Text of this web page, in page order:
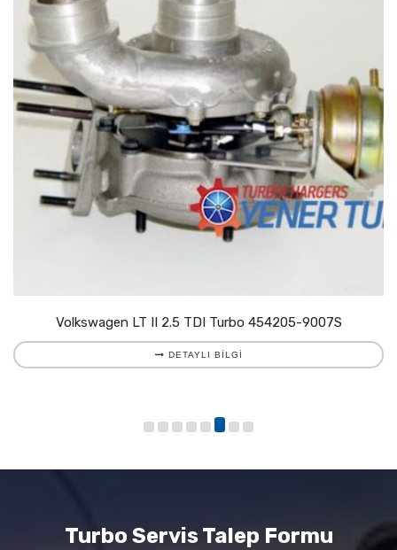
Volkswagen LT II 2.5 TDI Turbo 454205-9007S
DETAYLI BILGI
Turbo Servis Talep Formu